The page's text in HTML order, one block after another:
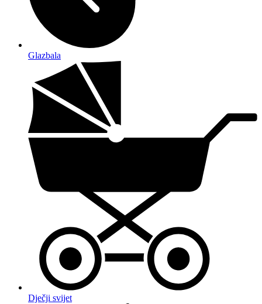
Glazbala
Dječji svijet